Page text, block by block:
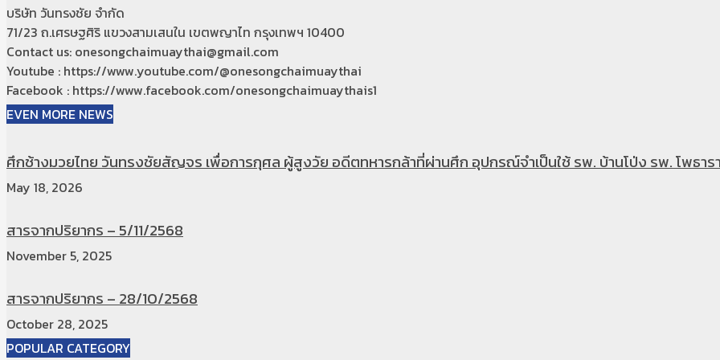
บริษัท วันทรงชัย จำกัด
71/23 ถ.เศรษฐศิริ แขวงสามเสนใน เขตพญาไท กรุงเทพฯ 10400
Contact us: onesongchaimuaythai@gmail.com
Youtube : https://www.youtube.com/@onesongchaimuaythai
Facebook : https://www.facebook.com/onesongchaimuaythais1
EVEN MORE NEWS
ศึกช้างมวยไทย วันทรงชัยสัญจร เพื่อการกุศล ผู้สูงวัย อดีตทหารกล้าที่ผ่านศึก อุปกรณ์จำเป็นใช้ รพ. บ้านโป่ง รพ. โพธารา
May 18, 2026
สารจากปริยากร – 5/11/2568
November 5, 2025
สารจากปริยากร – 28/10/2568
October 28, 2025
POPULAR CATEGORY